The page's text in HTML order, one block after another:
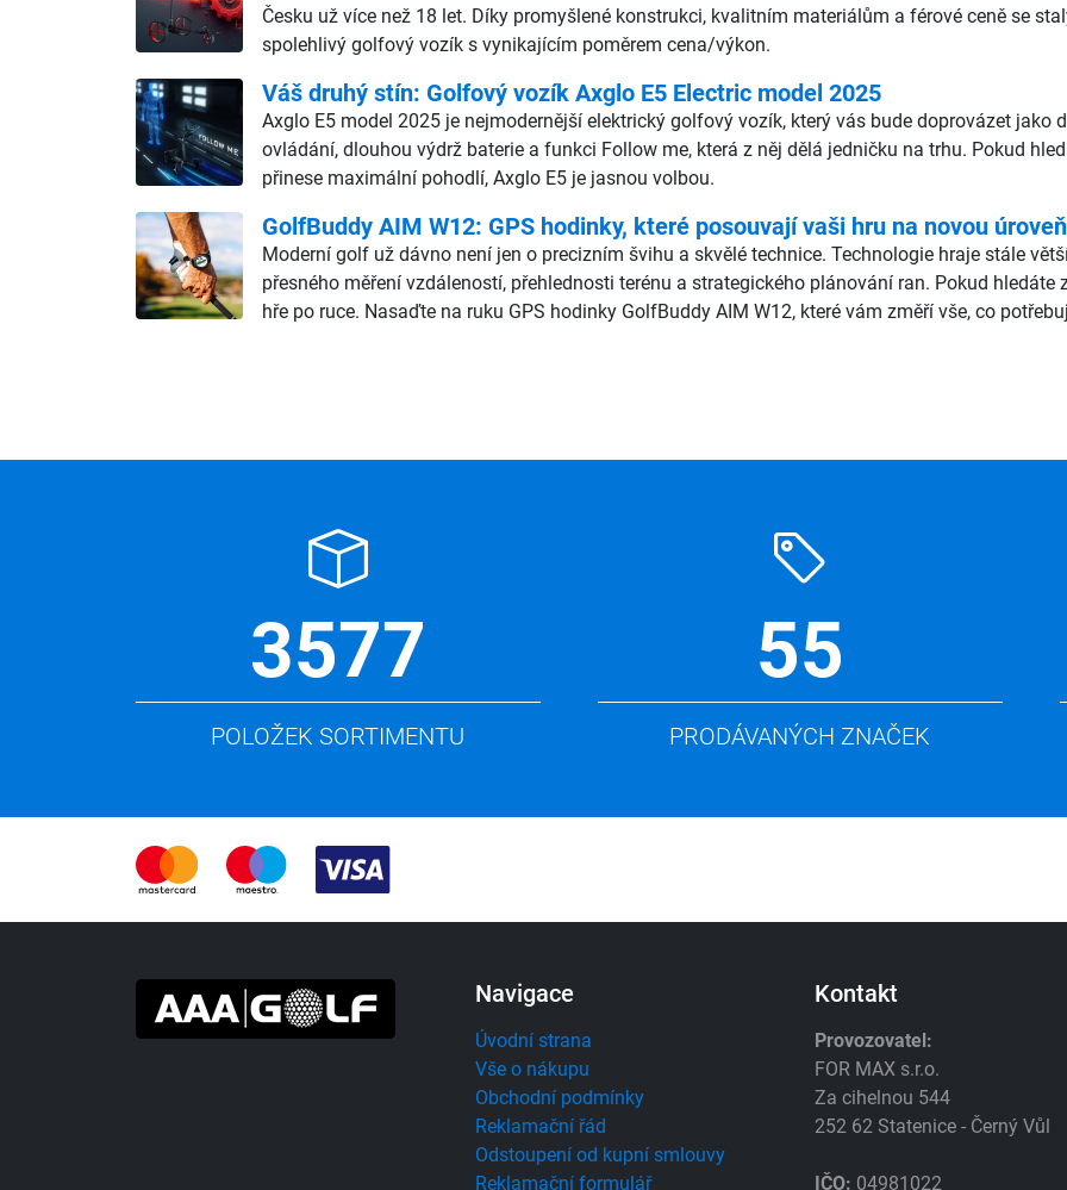
Česku už více než 18 let. Díky promyšlené konstrukci, kvalitním materiálům a férové ceně se
spolehlivý golfový vozík s vynikajícím poměrem cena/výkon.
Váš druhý stín: Golfový vozík Axglo E5 Electric model 2025
Axglo E5 model 2025 je nejmodernější elektrický golfový vozík, který vás bude doprovázet jako
ovládání, dlouhou výdrž baterie a funkci Follow me, která z něj dělá jedničku na trhu. Pokud
přinese maximální pohodlí, Axglo E5 je jasnou volbou.
GolfBuddy AIM W12: GPS hodinky, které posouvají vaši hru na novou úroveň
Moderní golf už dávno není jen o precizním švihu a skvělé technice. Technologie hraje stále
přesného měření vzdáleností, přehlednosti terénu a strategického plánování ran. Pokud
hře po ruce. Nasaďte na ruku GPS hodinky GolfBuddy AIM W12, které vám změří vše, co
3577
POLOŽEK SORTIMENTU
55
PRODÁVANÝCH ZNAČEK
Navigace
Úvodní strana
Vše o nákupu
Obchodní podmínky
Reklamační řád
Odstoupení od kupní smlouvy
Reklamační formulář
Kontakt
Provozovatel:
FOR MAX s.r.o.
Za cihelnou 544
252 62 Statenice - Černý Vůl
IČO: 04981022